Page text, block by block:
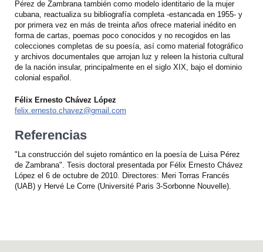
Pérez de Zambrana también como modelo identitario de la mujer
cubana, reactualiza su bibliografía completa -estancada en 1955- y
por primera vez en más de treinta años ofrece material inédito en
forma de cartas, poemas poco conocidos y no recogidos en las
colecciones completas de su poesía, así como material fotográfico
y archivos documentales que arrojan luz y releen la historia cultural
de la nación insular, principalmente en el siglo XIX, bajo el dominio
colonial español.
Félix Ernesto Chávez López
felix.ernesto.chavez@gmail.com
Referencias
"La construcción del sujeto romántico en la poesía de Luisa Pérez
de Zambrana". Tesis doctoral presentada por Félix Ernesto Chávez
López el 6 de octubre de 2010. Directores: Meri Torras Francés
(UAB) y Hervé Le Corre (Université Paris 3-Sorbonne Nouvelle).